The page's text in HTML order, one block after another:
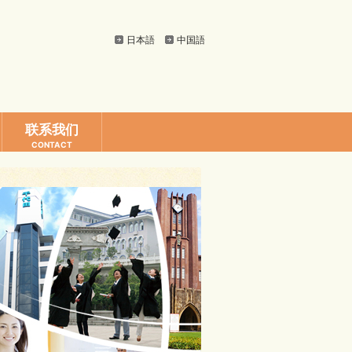
日本語 中国語
联系我们
CONTACT